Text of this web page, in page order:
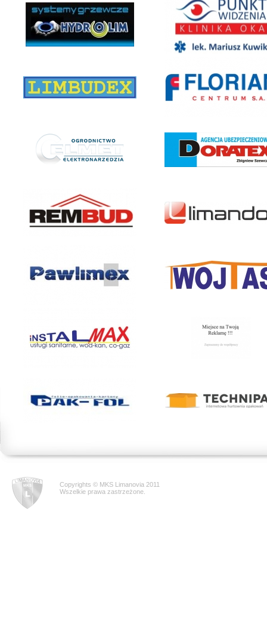
Copyrights © MKS Limanovia 2011
Wszelkie prawa zastrzeżone.